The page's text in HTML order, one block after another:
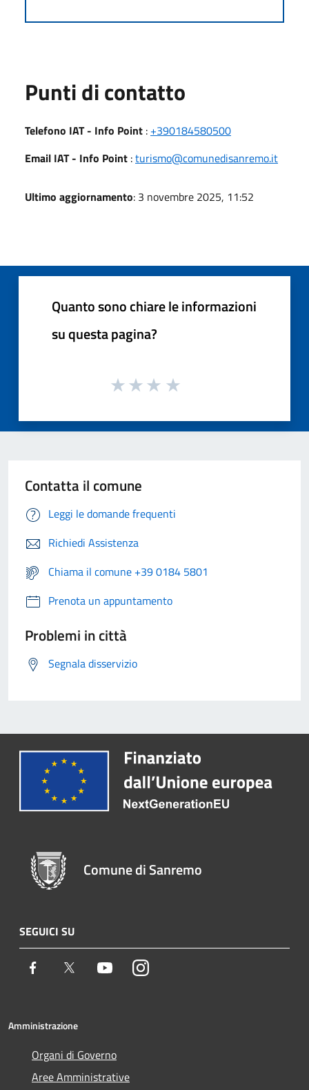
Punti di contatto
Telefono IAT - Info Point : +390184580500
Email IAT - Info Point :turismo@comunedisanremo.it
Ultimo aggiornamento: 3 novembre 2025, 11:52
Quanto sono chiare le informazioni
su questa pagina?
Contatta il comune
Leggi le domande frequenti
Richiedi Assistenza
Chiama il comune +39 0184 5801
Prenota un appuntamento
Problemi in città
Segnala disservizio
Comune di Sanremo
SEGUICI SU
Facebook Twitter YoutubeInstagram
Amministrazione
Organi di Governo
Aree Amministrative